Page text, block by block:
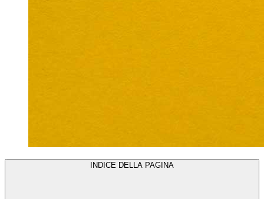
INDICE DELLA PAGINA